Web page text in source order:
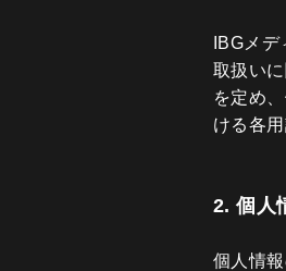
IBGメ
取扱い
を定め
ける各
2. 個人
個人情